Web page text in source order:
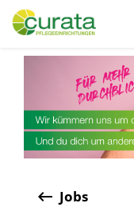
keyboard_backspace Jobs